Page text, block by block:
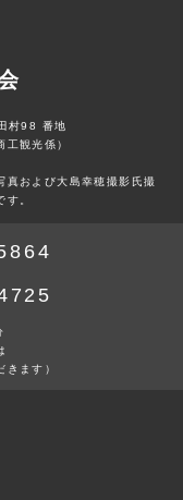
村98 番地
観光係）
真および大島幸穂撮影氏撮
す。
きます）